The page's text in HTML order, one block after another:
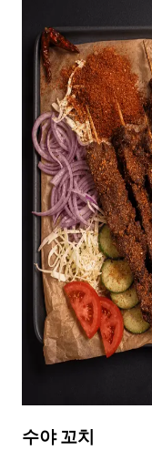
수야 꼬치